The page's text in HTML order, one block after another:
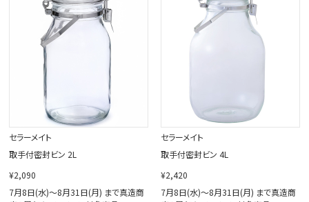
セラーメイト
取手付密封ビン 2L
¥2,090
7月8日(水)～8月31日(月) まで真造商
セラーメイト
取手付密封ビン 4L
¥2,420
7月8日(水)～8月31日(月) まで真造商